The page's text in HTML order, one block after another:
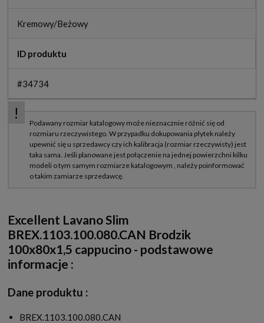
Kremowy/Beżowy
ID produktu
#34734
Excellent Lavano Slim
BREX.1103.100.080.CAN Brodzik
100x80x1,5 cappucino - podstawowe
informacje :
Dane produktu :
BREX.1103.100.080.CAN